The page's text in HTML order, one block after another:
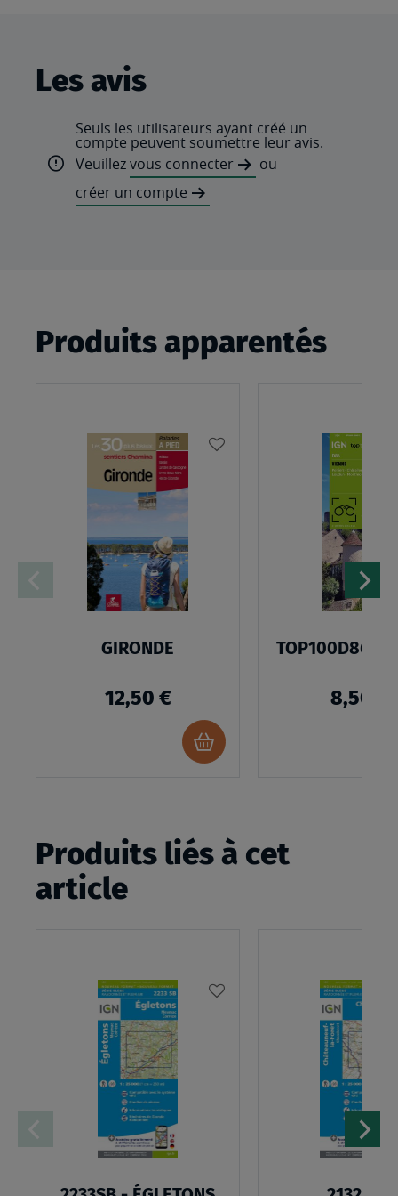
Les avis
Seuls les utilisateurs ayant créé un
compte peuvent soumettre leur avis.
Veuillezvous connecter
ou
créer un compte
Produits apparentés
GIRONDE
12,50 €
Ajouter
au
TOP100D86 -
8,50 €
Produits liés à cet
article